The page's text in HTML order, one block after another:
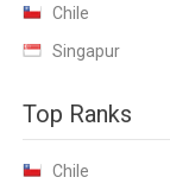
Chile
Singapur
Top Ranks
Chile